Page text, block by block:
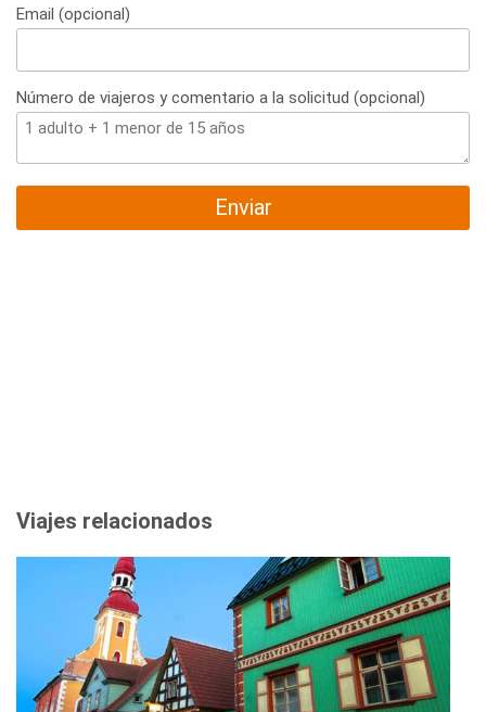
Email (opcional)
Número de viajeros y comentario a la solicitud (opcional)
Enviar
Viajes relacionados